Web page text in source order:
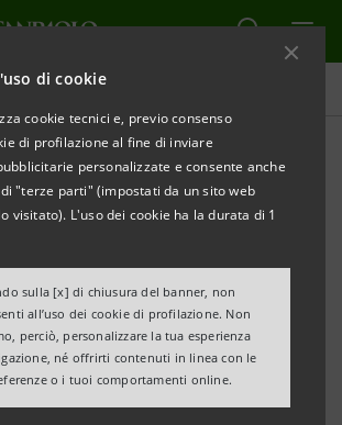
di cookie
cookie tecnici e, previo consenso
di profilazione al fine di inviare
personalizzate e consente anche
"terze parti" (impostati da un sito web
visitato). L'uso dei cookie ha la durata di 1
sulla [x] di chiusura del banner, non
all’uso dei cookie di profilazione. Non
perciò, personalizzare la tua esperienza
né offrirti contenuti in linea con le
o i tuoi comportamenti online.
e iniziative
solidità del Gruppo